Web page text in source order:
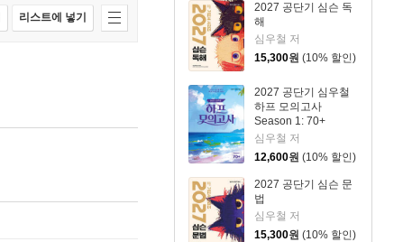
2027 공단기 심슨 독
해
심우철 저
15,300원 (10% 할인)
2027 공단기 심우철
하프 모의고사
Season 1: 70+
심우철 저
12,600원 (10% 할인)
2027 공단기 심슨 문
법
심우철 저
15,300원 (10% 할인)
리스트에 넣기